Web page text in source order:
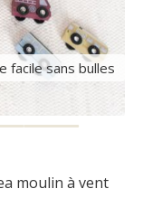
facile sans bulles
moulin à vent